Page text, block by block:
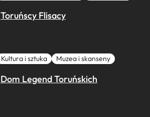
Toruńscy Flisacy
Kultura i sztuka Muzea i skanseny
Dom Legend Toruńskich